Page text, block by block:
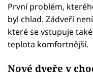
První problém,
byl chlad. Zádveří
které se vstupuje
teplota komfortnější.
Nové dveře v